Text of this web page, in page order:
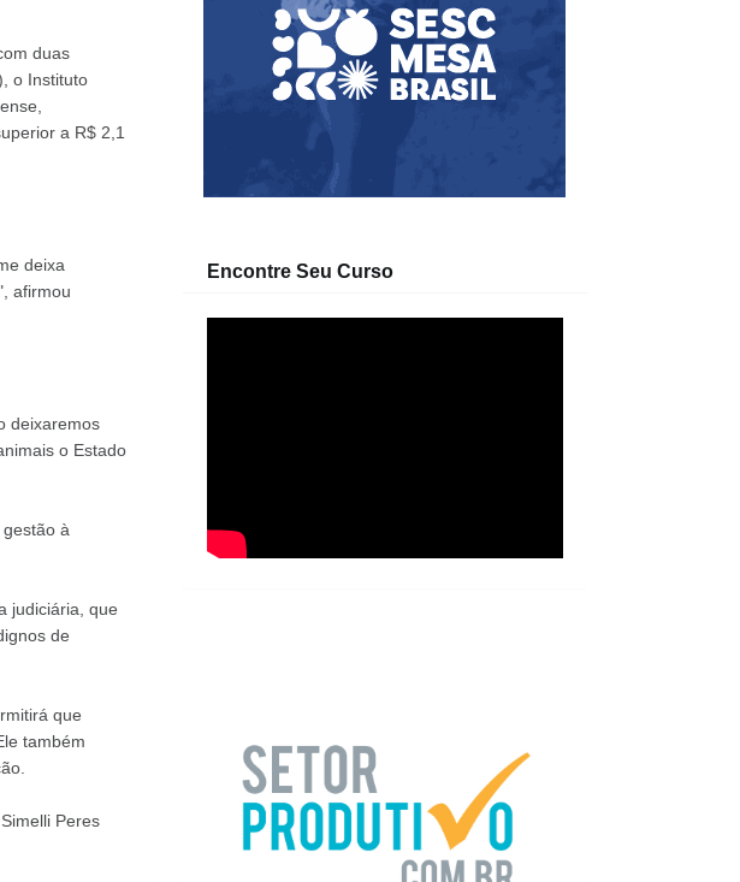
duas
o Instituto
a R$ 2,1
deixa
afirmou
deixaremos
o Estado
à
judiciária, que
de
que
também
Peres
Encontre Seu Curso